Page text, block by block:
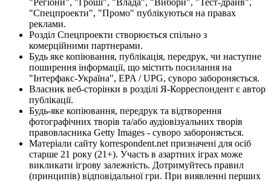
"Спецпроекти", "Промо" публікуються на правах
реклами.
Розділ Спецпроекти створюється спільно з
комерційними партнерами.
Будь яке копіювання, публікація, передрук, чи наступне
поширення інформації, що містить посилання на
"Інтерфакс-Україна", EPA / UPG, суворо забороняється.
Власник веб-сторінки в розділі Я-Корреспондент є автор
публікації.
Будь-яке копіювання, передрук та відтворення
фотографічних творів та/або аудіовізуальних творів
правовласника Getty Images - суворо забороняється.
Матеріали сайту korrespondent.net призначені для осіб
старше 21 року (21+). Участь в азартних іграх може
викликати ігрову залежність. Дотримуйтесь правил
(принципів) відповідальної гри. При виявленні перших